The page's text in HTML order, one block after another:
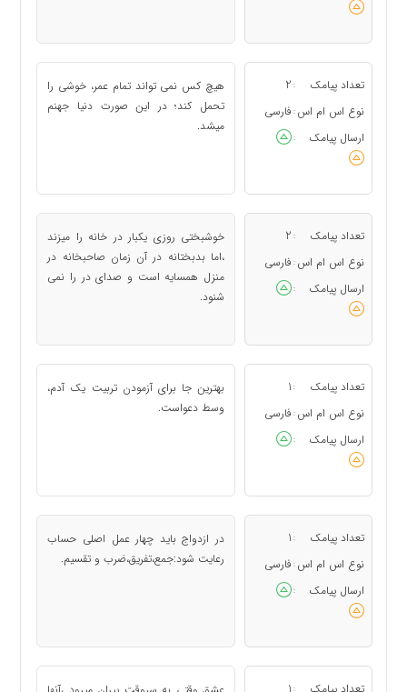
تعداد پیامک :
2
نوع اس ام اس : فارسی
ارسال پیامک
:
هیچ کس نمی تواند تمام عمر، خوشی را
تحمل کند؛ در این صورت دنیا جهنم
میشد.
تعداد پیامک :
2
نوع اس ام اس : فارسی
ارسال پیامک
:
خوشبختی روزی یکبار در خانه را میزند
،اما بدبختانه در آن زمان صاحبخانه در
منزل همسایه است و صدای در را نمی
شنود.
تعداد پیامک :
1
نوع اس ام اس : فارسی
ارسال پیامک
:
بهترین جا برای آزمودن تربیت یک آدم،
وسط دعواست.
تعداد پیامک :
1
نوع اس ام اس : فارسی
ارسال پیامک
:
در ازدواج باید چهار عمل اصلی حساب
رعایت شود:جمع،تفریق،ضرب و تقسیم.
: